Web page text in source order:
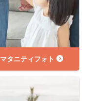
マタニティフォト